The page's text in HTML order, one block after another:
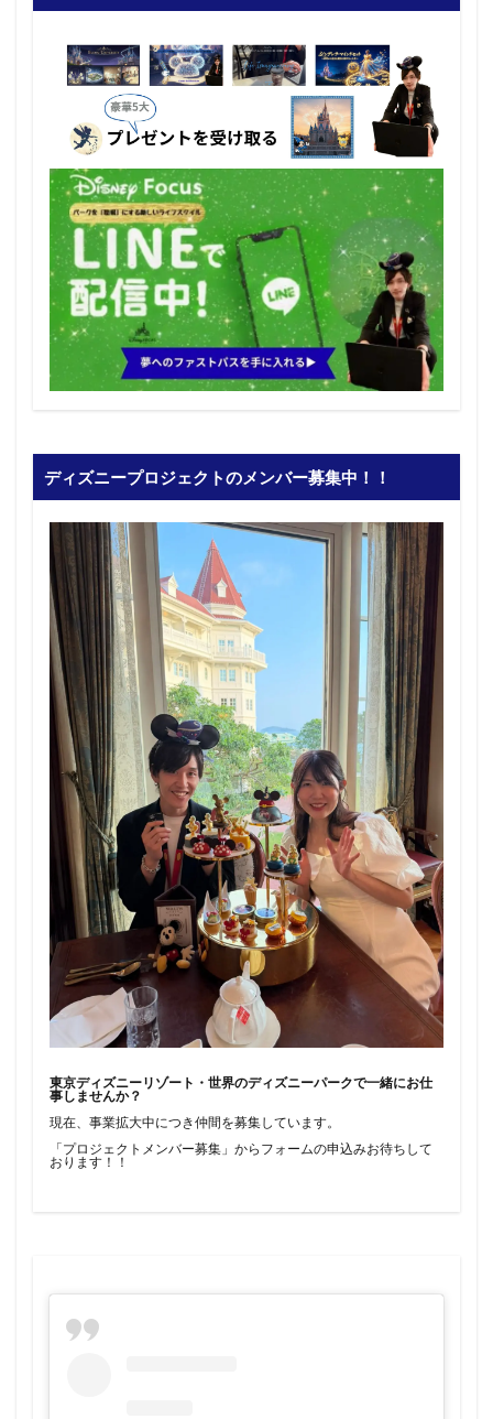
ディズニープロジェクトのメンバー募集中！！
東京ディズニーリゾート・世界のディズニーパークで一緒にお仕
事しませんか？
現在、事業拡大中につき仲間を募集しています。
「プロジェクトメンバー募集」からフォームの申込みお待ちして
おります！！